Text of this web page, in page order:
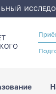
Header
menu